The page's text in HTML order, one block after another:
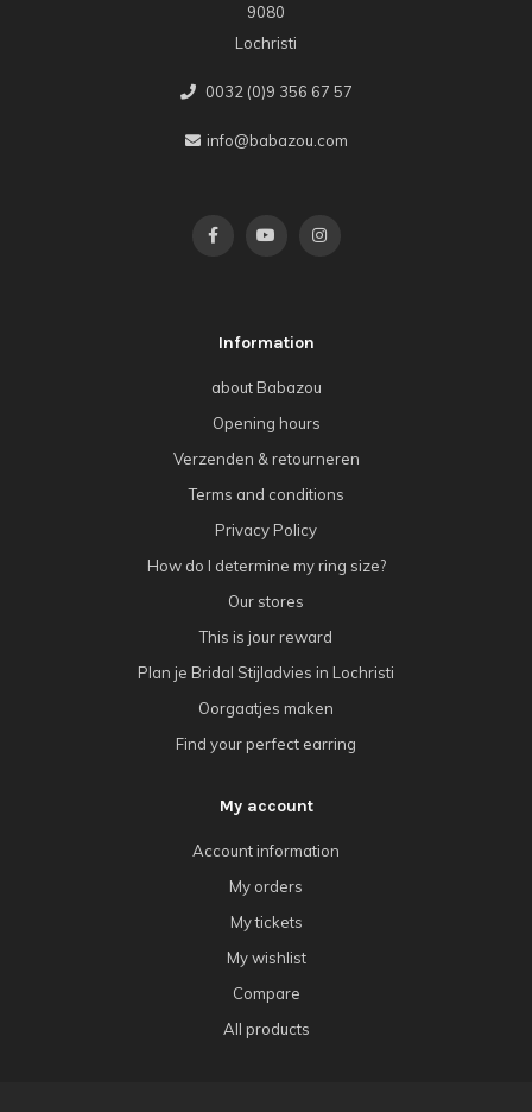
9080
Lochristi
0032 (0)9 356 67 57
info@babazou.com
Information
about Babazou
Opening hours
Verzenden & retourneren
Terms and conditions
Privacy Policy
How do I determine my ring size?
Our stores
This is jour reward
Plan je Bridal Stijladvies in Lochristi
Oorgaatjes maken
Find your perfect earring
My account
Account information
My orders
My tickets
My wishlist
Compare
All products